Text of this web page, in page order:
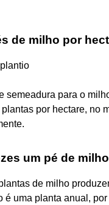
de milho por
semeadura para o
por hectare, no
um pé de
de milho
é uma planta anual,